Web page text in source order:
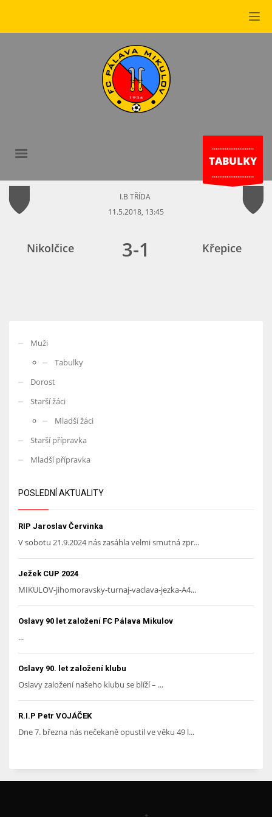
.......................
TABULKY
.......................
I.B TŘÍDA
11.5.2018, 13:45
Nikolčice 3-1 Křepice
Muži
Tabulky
Dorost
Starší žáci
Mladší žáci
Starší přípravka
Mladší přípravka
POSLEDNÍ AKTUALITY
RIP Jaroslav Červinka
V sobotu 21.9.2024 nás zasáhla velmi smutná zpr...
Ježek CUP 2024
MIKULOV-jihomoravsky-turnaj-vaclava-jezka-A4...
Oslavy 90 let založení FC Pálava Mikulov
...
Oslavy 90. let založení klubu
Oslavy založení našeho klubu se blíží – ...
R.I.P Petr VOJÁČEK
Dne 7. března nás nečekaně opustil ve věku 49 l...